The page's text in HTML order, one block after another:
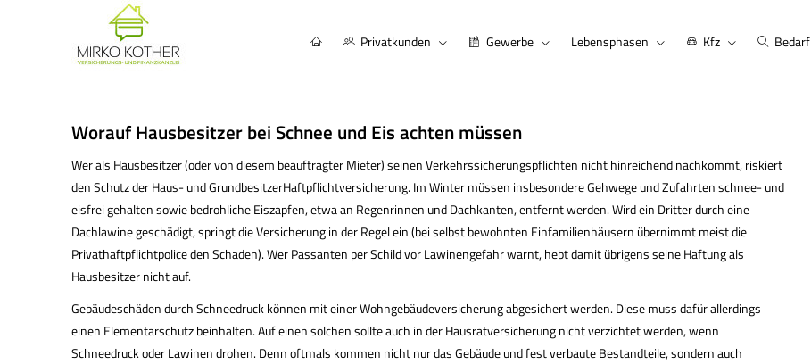
Privatkunden Gewerbe Lebensphasen Kfz Bedarf
Worauf Hausbesitzer bei Schnee und Eis achten müssen
Wer als Hausbesitzer (oder von diesem beauftragter Mieter) seinen Verkehrssicherungspflichten nicht hinreichend nachkommt, riskiert
den Schutz der Haus- und GrundbesitzerHaft­pflichtversicherung. Im Winter müssen insbesondere Gehwege und Zufahrten schnee- und
eisfrei gehalten sowie bedrohliche Eiszapfen, etwa an Regenrinnen und Dachkanten, entfernt werden. Wird ein Dritter durch eine
Dachlawine geschädigt, springt die Versicherung in der Regel ein (bei selbst bewohnten Einfamilienhäusern übernimmt meist die
Privathaftpflichtpolice den Schaden). Wer Passanten per Schild vor Lawinengefahr warnt, hebt damit übrigens seine Haftung als
Hausbesitzer nicht auf.
Gebäudeschäden durch Schneedruck können mit einer Wohngebäudeversicherung abgesichert werden. Diese muss dafür allerdings
einen Elementarschutz beinhalten. Auf einen solchen sollte auch in der Haus­rat­ver­si­che­rung nicht verzichtet werden, wenn
Schneedruck oder Lawinen drohen. Denn oftmals kommen nicht nur das Gebäude und fest verbaute Bestandteile, sondern auch